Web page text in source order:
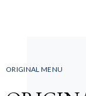
ORIGINAL MENU